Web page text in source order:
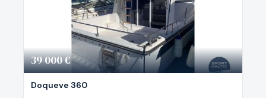
39 000 €
Doqueve 360